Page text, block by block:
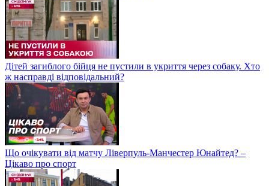
Дітей загиблого бійця не пустили в укриття через собаку. Хто
ж насправді відповідальний?
Що очікувати від матчу Ліверпуль-Манчестер Юнайтед? –
Цікаво про спорт